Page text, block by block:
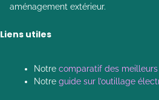
aménagement extérieur.
Liens utiles
Notre comparatif des
Notre guide sur l’outillage